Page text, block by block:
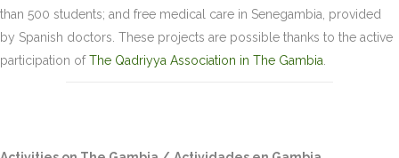
than 500 students; and free medical care in Senegambia, provided
by Spanish doctors. These projects are possible thanks to the active
participation ofThe Qadriyya Association in The Gambia